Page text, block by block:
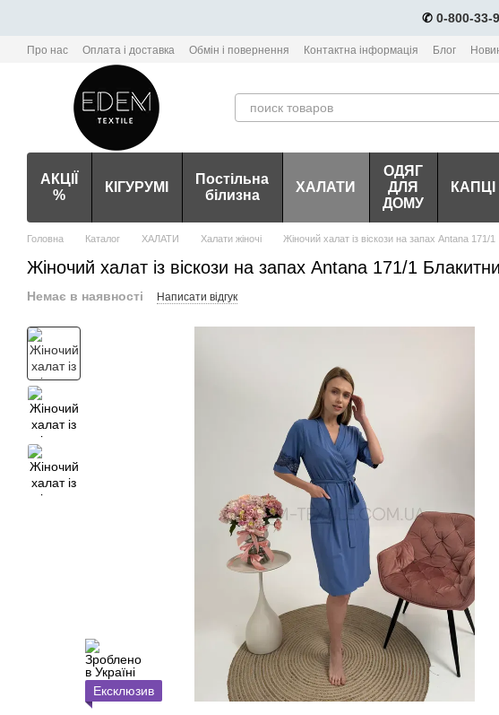
✆ 0-800-33-
Про нас Оплата і доставка Обмін і повернення Контактна інформація Блог
АКЦІЇ
%
КІГУРУМІ
Постільна
білизна
ХАЛАТИ
ОДЯГ
ДЛЯ
ДОМУ
КАПЦІ
Головна Каталог ХАЛАТИ Халати жіночі Жіночий халат із віскози на запах Antana 171/1
Жіночий халат із віскози на запах Antana 171/1
Немає в наявності Написати відгук
Ексклюзив